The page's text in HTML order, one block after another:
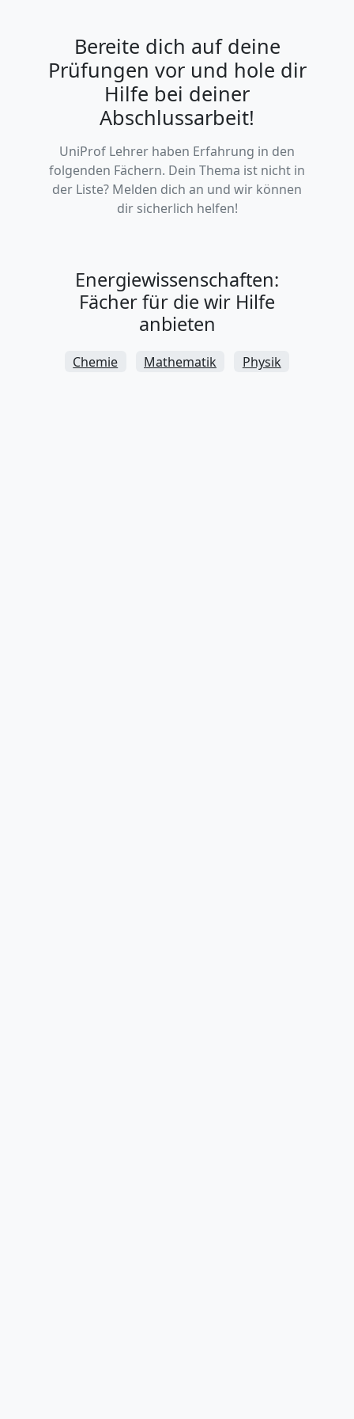
Bereite dich auf deine
Prüfungen vor und hole dir
Hilfe bei deiner
Abschlussarbeit!
UniProf Lehrer haben Erfahrung in den
folgenden Fächern. Dein Thema ist nicht in
der Liste? Melden dich an und wir können
dir sicherlich helfen!
Energiewissenschaften:
Fächer für die wir Hilfe
anbieten
Chemie Mathematik Physik